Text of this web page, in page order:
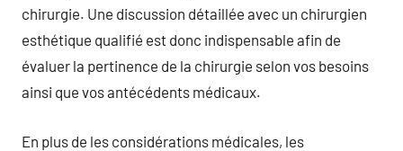
chirurgie. Une discussion détaillée avec un chirurgien
esthétique qualifié est donc indispensable afin de
évaluer la pertinence de la chirurgie selon vos besoins
ainsi que vos antécédents médicaux.
En plus de les considérations médicales, les